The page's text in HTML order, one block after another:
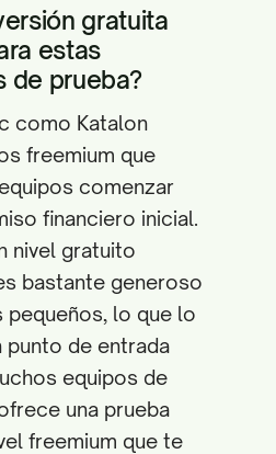
gratuita
estas
de prueba?
como Katalon
freemium que
comenzar
financiero inicial.
nivel gratuito
bastante generoso
lo que lo
punto de entrada
equipos de
una prueba
freemium que te